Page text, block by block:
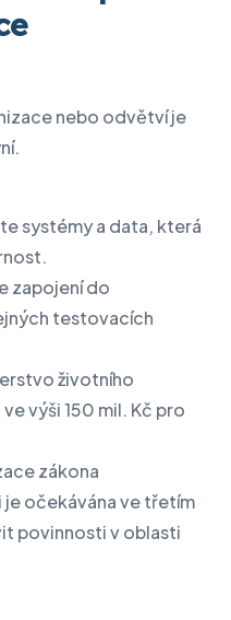
nebo odvětví je
systémy a data, která
zapojení do
testovacích
životního
výši 150 mil. Kč pro
zákona
očekávána ve třetím
povinnosti v oblasti